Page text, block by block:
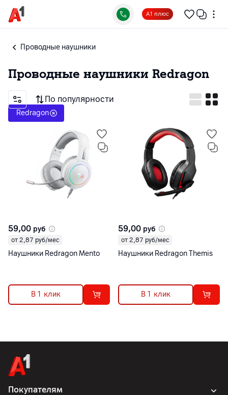
А1 плюс
Проводные наушники
Проводные наушники Redragon
По популярности
Redragon
59,00 руб
от 2,87 руб/мес
Наушники Redragon Mento
В 1 клик
59,00 руб
от 2,87 руб/мес
Наушники Redragon Themis
В 1 клик
Покупателям